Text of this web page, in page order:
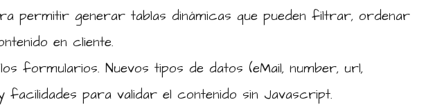
permitir generar tablas dinámicas que pueden filtrar, ordenar
en cliente.
formularios. Nuevos tipos de datos (eMail, number, url,
facilidades para validar el contenido sin Javascript.